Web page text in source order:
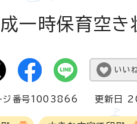
一時保育空き
いい
ジ番号1003866 更新日